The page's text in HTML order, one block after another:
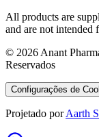
All products are
and are not intended
© 2026 Anant
Reservados
Configurações de
Projetado por Aarth